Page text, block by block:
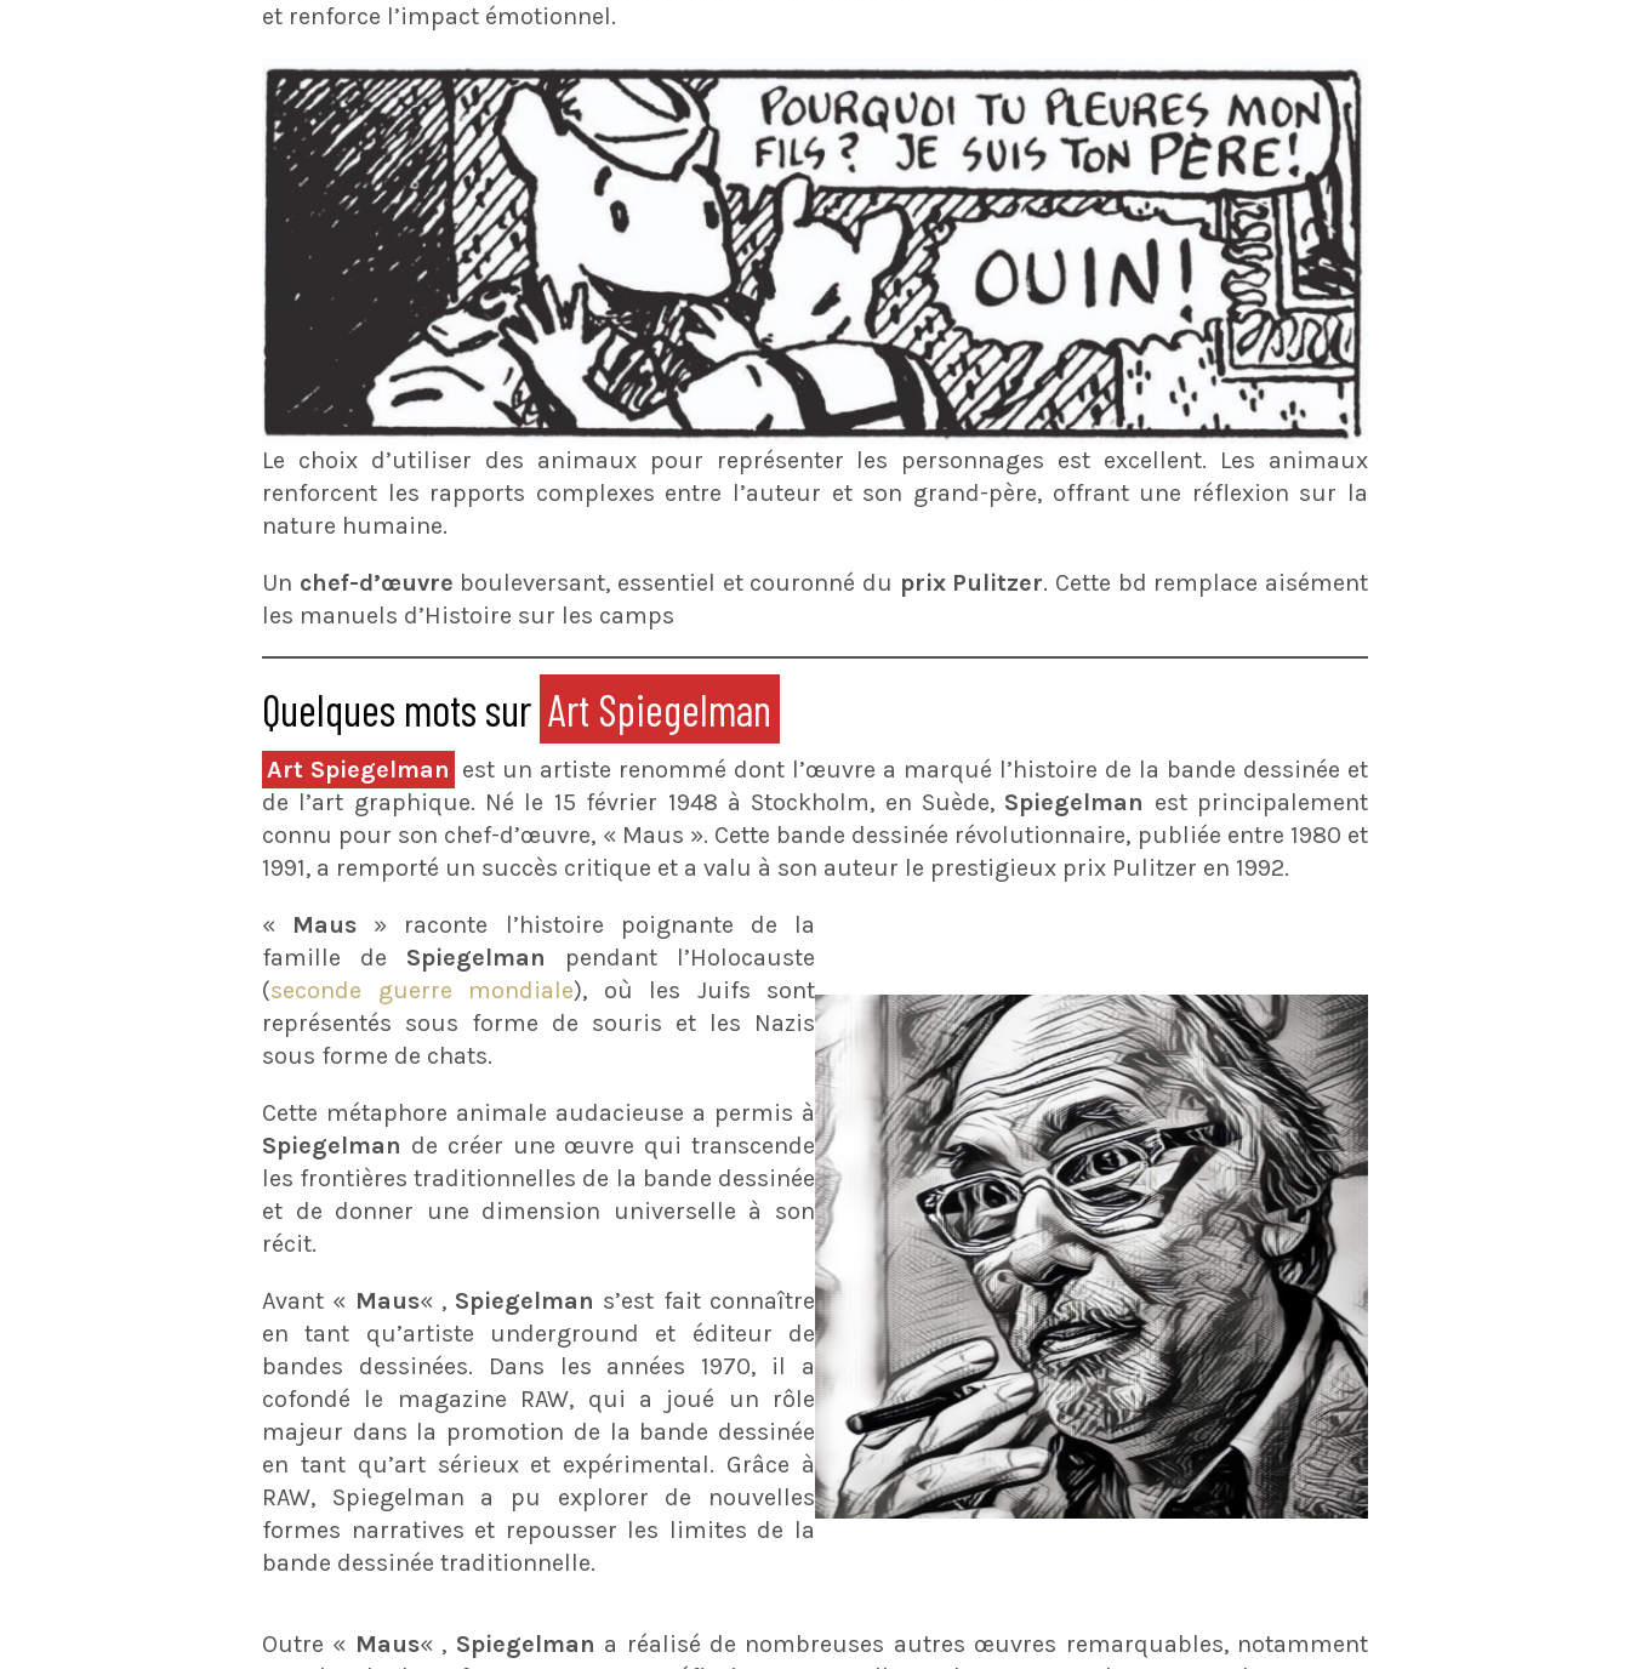
et renforce l’impact émotionnel.
Le choix d’utiliser des animaux pour représenter les personnages est excellent. Les animaux
renforcent les rapports complexes entre l’auteur et son grand-père, offrant une réflexion sur la
nature humaine.
Un chef-d’œuvre bouleversant, essentiel et couronné du prix Pulitzer. Cette bd remplace aisément
les manuels d’Histoire sur les camps
Quelques mots sur Art Spiegelman
Art Spiegelman est un artiste renommé dont l’œuvre a marqué l’histoire de la bande dessinée et
de l’art graphique. Né le 15 février 1948 à Stockholm, en Suède, Spiegelman est principalement
connu pour son chef-d’œuvre, « Maus ». Cette bande dessinée révolutionnaire, publiée entre 1980 et
1991, a remporté un succès critique et a valu à son auteur le prestigieux prix Pulitzer en 1992.
« Maus » raconte l’histoire poignante de la
famille de Spiegelman pendant l’Holocauste
(seconde guerre mondiale), où les Juifs sont
représentés sous forme de souris et les Nazis
sous forme de chats.
Cette métaphore animale audacieuse a permis à
Spiegelman de créer une œuvre qui transcende
les frontières traditionnelles de la bande dessinée
et de donner une dimension universelle à son
récit.
Avant « Maus« , Spiegelman s’est fait connaître
en tant qu’artiste underground et éditeur de
bandes dessinées. Dans les années 1970, il a
cofondé le magazine RAW, qui a joué un rôle
majeur dans la promotion de la bande dessinée
en tant qu’art sérieux et expérimental. Grâce à
RAW, Spiegelman a pu explorer de nouvelles
formes narratives et repousser les limites de la
bande dessinée traditionnelle.
Outre « Maus« , Spiegelman a réalisé de nombreuses autres œuvres remarquables, notamment